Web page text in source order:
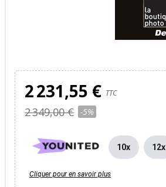
2 231,55 € TTC
2 349,00 € -5%
10x 12x
Cliquer pour en savoir plus